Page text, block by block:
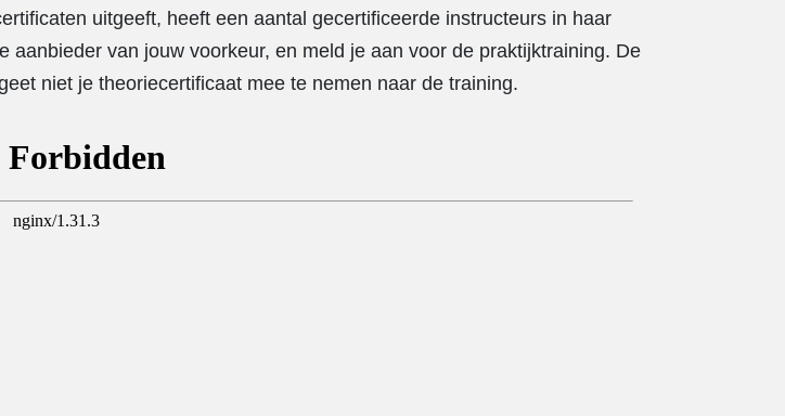
uitgeeft, heeft een aantal gecertificeerde instructeurs in haar
van jouw voorkeur, en meld je aan voor de praktijktraining. De
niet je theoriecertificaat mee te nemen naar de training.